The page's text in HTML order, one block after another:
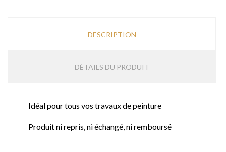
DESCRIPTION
DÉTAILS DU PRODUIT
Idéal pour tous vos travaux de peinture
Produit ni repris, ni échangé, ni remboursé